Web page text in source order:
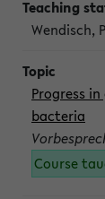
Wendisch,
Progress
bacteria
Course